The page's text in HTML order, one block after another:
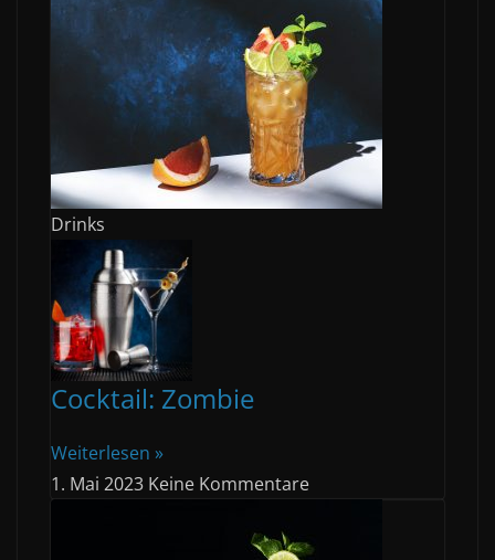
Drinks
Cocktail: Zombie
Weiterlesen »
1. Mai 2023 Keine Kommentare